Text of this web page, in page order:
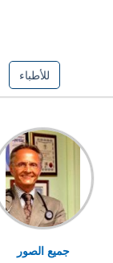
للأطباء
جميع الصور